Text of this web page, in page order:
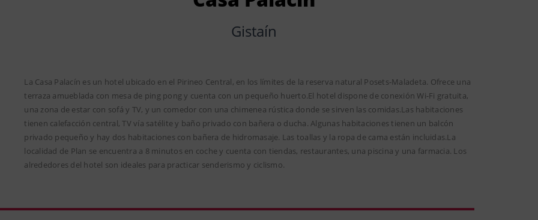
Gistaín
La Casa Palacín es un hotel ubicado en el Pirineo Central, en los límites de la reserva natural Posets-Maladeta. Ofrece una
terraza amueblada con mesa de ping pong y cuenta con un pequeño huerto.El hotel dispone de conexión Wi-Fi gratuita,
una zona de estar con sofá y TV, y un comedor con una chimenea rústica donde se sirven las comidas.Las habitaciones
tienen calefacción central, TV vía satélite y baño privado con bañera o ducha. Algunas habitaciones tienen un balcón
privado pequeño y hay dos habitaciones con bañera de hidromasaje. Las toallas y la ropa de cama están incluidas.La
localidad de Plan se encuentra a 8 minutos en coche y cuenta con tiendas, restaurantes, una piscina y una farmacia. Los
alrededores del hotel son ideales para practicar senderismo y ciclismo.